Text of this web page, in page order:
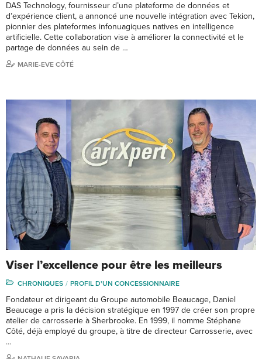
DAS Technology, fournisseur d’une plateforme de données et
d’expérience client, a annoncé une nouvelle intégration avec Tekion,
pionnier des plateformes infonuagiques natives en intelligence
artificielle. Cette collaboration vise à améliorer la connectivité et le
partage de données au sein de …
MARIE-EVE CÔTÉ
Viser l’excellence pour être les meilleurs
CHRONIQUES PROFIL D'UN CONCESSIONNAIRE
Fondateur et dirigeant du Groupe automobile Beaucage, Daniel
Beaucage a pris la décision stratégique en 1997 de créer son propre
atelier de carrosserie à Sherbrooke. En 1999, il nomme Stéphane
Côté, déjà employé du groupe, à titre de directeur Carrosserie, avec
…